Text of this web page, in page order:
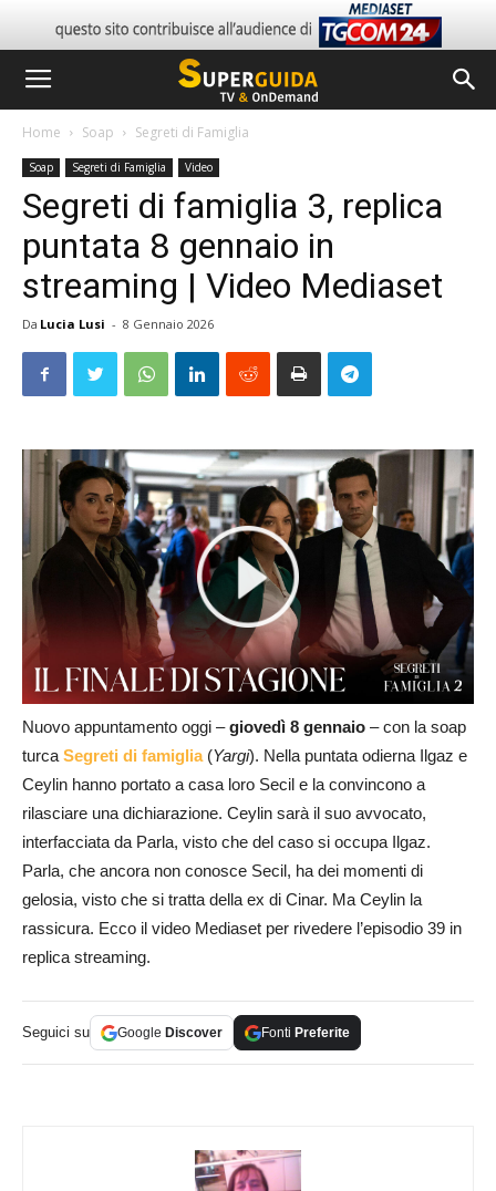
Home Soap Segreti di Famiglia
Soap Segreti di Famiglia Video
Segreti di famiglia 3, replica
puntata 8 gennaio in
streaming | Video Mediaset
Da Lucia Lusi - 8 Gennaio 2026
Nuovo appuntamento oggi –giovedì 8 gennaio – con la soap
turcaSegreti di famiglia (Yargi). Nella puntata odierna Ilgaz e
Ceylin hanno portato a casa loro Secil e la convincono a
rilasciare una dichiarazione. Ceylin sarà il suo avvocato,
interfacciata da Parla, visto che del caso si occupa Ilgaz.
Parla, che ancora non conosce Secil, ha dei momenti di
gelosia, visto che si tratta della ex di Cinar. Ma Ceylin la
rassicura. Ecco il video Mediaset per rivedere l’episodio 39 in
replica streaming.
Seguici su Google Discover Fonti Preferite